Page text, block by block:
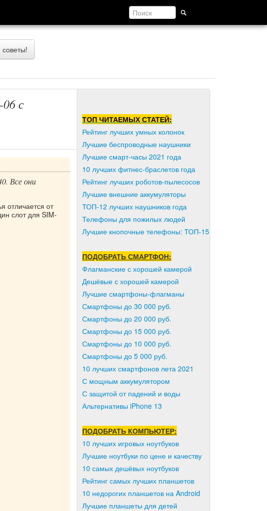
с
Все они
отличается от
слот для SIM-
ТОП ЧИТАЕМЫХ СТАТЕЙ:
Рейтинг лучших умных колонок
Лучшие беспроводные наушники
Лучшие смарт-часы 2021 года
10 лучших фитнес-браслетов года
Рейтинг лучших роботов-пылесосов
Лучшие внешние аккумуляторы
ТОП-12 лучших наушников года
Телефоны для пожилых людей
Лучшие кнопочные телефоны: ТОП-15
ПОДОБРАТЬ СМАРТФОН:
Флагманские с хорошей камерой
Дешёвые с хорошей камерой
Лучшие смартфоны-флагманы
Смартфоны до 30 000 руб.
Смартфоны до 20 000 руб.
Смартфоны до 15 000 руб.
Смартфоны до 10 000 руб.
Смартфоны до 5 000 руб.
10 лучших смартфонов лета 2021
С мощным аккумулятором
С защитой от падений и воды
Альтернативы iPhone 13
ПОДОБРАТЬ КОМПЬЮТЕР:
10 лучших игровых ноутбуков
Лучшие ноутбуки по цене и качеству
10 самых дешёвых ноутбуков
Рейтинг самых лучших планшетов
10 недорогих планшетов на Android
Лучшие планшеты для детей